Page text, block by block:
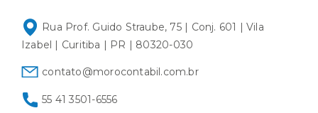
Rua Prof. Guido Straube, 75 | Conj. 601 | Vila
Izabel | Curitiba | PR | 80320-030
contato@morocontabil.com.br
55 41 3501-6556